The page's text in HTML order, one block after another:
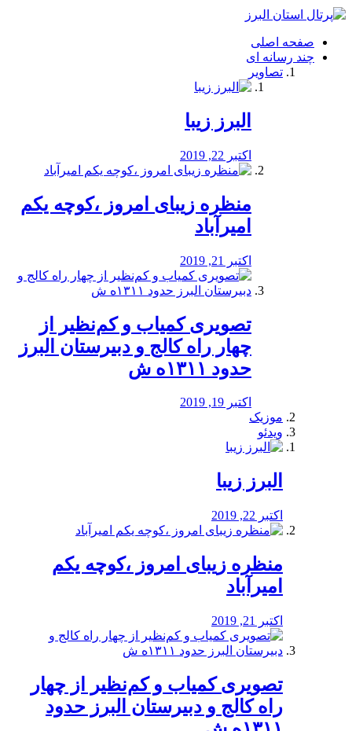
فصد
شرق
تهران
خشکشویی
صفحه اصلی
چند رسانه ای
تصاویر
البرز زیبا
اکتبر 22, 2019
منظره‌‌ زیبای امروز ،کوچه یکم
امیرآباد
اکتبر 21, 2019
️تصویری کمیاب و کم‌نظیر از
چهار راه كالج و دبيرستان البرز
حدود ۱۳۱۱ه ش
اکتبر 19, 2019
موزیک
ویدئو
البرز زیبا
اکتبر 22, 2019
منظره‌‌ زیبای امروز ،کوچه یکم
امیرآباد
اکتبر 21, 2019
️تصویری کمیاب و کم‌نظیر از چهار
راه كالج و دبيرستان البرز حدود